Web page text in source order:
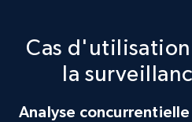
Cas
la
Analyse concurrentielle